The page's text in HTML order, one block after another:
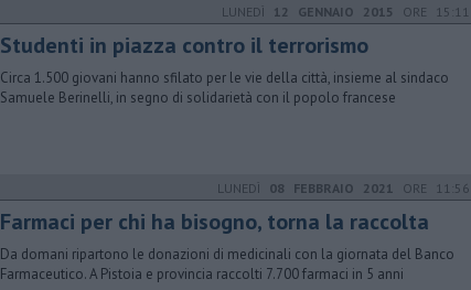
LUNEDÌ 12 GENNAIO 2015 ORE 15:11
Studenti in piazza contro il terrorismo
Circa 1.500 giovani hanno sfilato per le vie della città, insieme al sindaco
Samuele Berinelli, in segno di solidarietà con il popolo francese
LUNEDÌ 08 FEBBRAIO 2021 ORE 11:56
Farmaci per chi ha bisogno, torna la raccolta
Da domani ripartono le donazioni di medicinali con la giornata del Banco
Farmaceutico. A Pistoia e provincia raccolti 7.700 farmaci in 5 anni